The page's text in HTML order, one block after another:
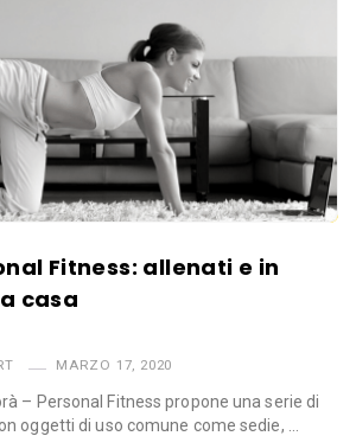
Fitness: allenati e in
casa
MARZO 17, 2020
– Personal Fitness propone una serie di
oggetti di uso comune come sedie, …